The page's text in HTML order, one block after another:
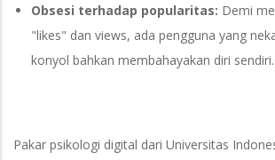
Obsesi terhadap popularitas: Demi
"likes" dan views, ada pengguna yang
konyol bahkan membahayakan diri sendiri.
Pakar psikologi digital dari Universitas